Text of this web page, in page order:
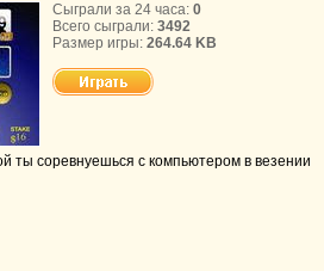
Сыграли за 24 часа: 0
Всего сыграли: 3492
Размер игры: 264.64 KB
ты соревнуешься с компьютером в везении